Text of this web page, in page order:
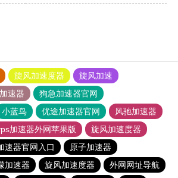
旋风加速度器
旋风加速
速器
狗急加速器官网
小蓝鸟 优途加速器官网
风驰加速器
加速器外网苹果版
旋风加速度器
速器官网入口
原子加速器
加速器 旋风加速度器
外网网址导航